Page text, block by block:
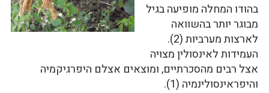
בהודו המחלה מופיעה בגיל
מבוגר יותר בהשוואה
לארצות מערביות (2).
העמידות לאינסולין מצויה
אצל רבים מהסכרתיים, ומוצאים אצלם היפרגיקמיה
והיפראינסולינמיה (1).